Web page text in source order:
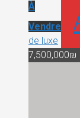
À
Vendre
de luxe
7,500,000₪